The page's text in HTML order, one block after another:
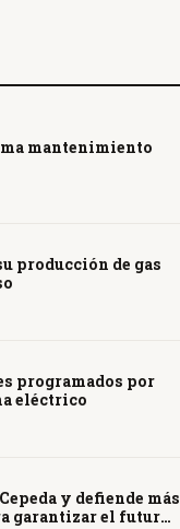
mantenimiento
producción de gas
programados por
eléctrico
y defiende más
garantizar el futuro